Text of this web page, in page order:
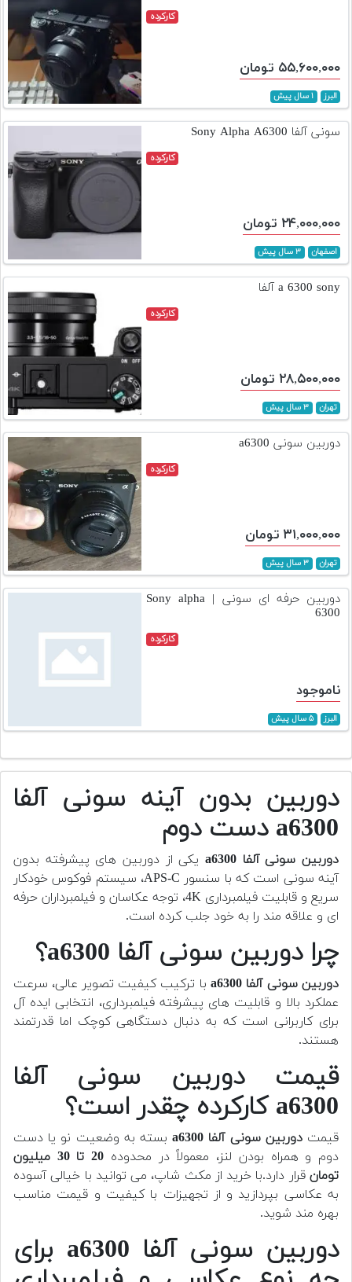
کارکرده
۵۵,۶۰۰,۰۰۰ تومان
البرز ۱ سال پیش
سونی آلفا Sony Alpha A6300
کارکرده
۲۴,۰۰۰,۰۰۰ تومان
اصفهان ۳ سال پیش
a 6300 sony آلفا
کارکرده
۲۸,۵۰۰,۰۰۰ تومان
تهران ۳ سال پیش
دوربین سونی a6300
کارکرده
۳۱,۰۰۰,۰۰۰ تومان
تهران ۳ سال پیش
دوربین حرفه ای سونی | Sony alpha
6300
کارکرده
ناموجود
البرز ۵ سال پیش
دوربین بدون آینه سونی آلفا
a6300 دست دوم
دوربین سونی آلفا a6300
یکی از دوربین های پیشرفته بدون
آینه سونی است که با سنسور APS-C، سیستم فوکوس خودکار
سریع و قابلیت فیلمبرداری 4K، توجه عکاسان و فیلمبرداران حرفه
ای و علاقه مند را به خود جلب کرده است.
چرا دوربین سونی آلفا a6300؟
دوربین سونی آلفا a6300
با ترکیب کیفیت تصویر عالی، سرعت
عملکرد بالا و قابلیت های پیشرفته فیلمبرداری، انتخابی ایده آل
برای کاربرانی است که به دنبال دستگاهی کوچک اما قدرتمند
هستند.
قیمت دوربین سونی آلفا
a6300 کارکرده چقدر است؟
قیمتدوربین سونی آلفا a6300
بسته به وضعیت نو یا دست
دوم و همراه بودن لنز، معمولاً در محدوده
20 تا 30 میلیون
تومان قرار دارد.با خرید از مکث شاپ، می توانید با خیالی آسوده
به عکاسی بپردازید و از تجهیزات با کیفیت و قیمت مناسب
بهره مند شوید.
دوربین سونی آلفا a6300 برای